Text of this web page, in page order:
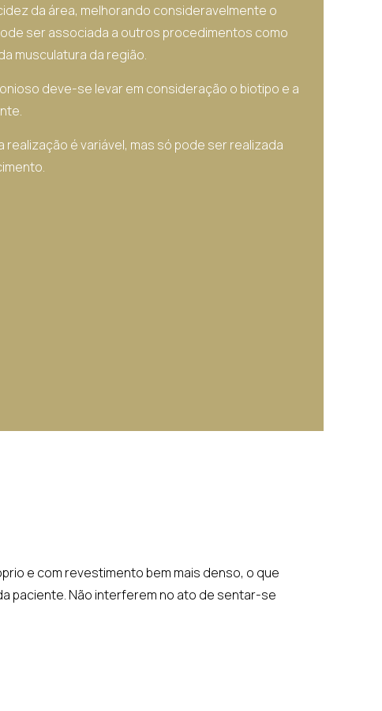
da área, melhorando consideravelmente o
ser associada a outros procedimentos como
musculatura da região.
deve-se levar em consideração o biotipo e a
realização é variável, mas só pode ser realizada
e com revestimento bem mais denso, o que
paciente. Não interferem no ato de sentar-se